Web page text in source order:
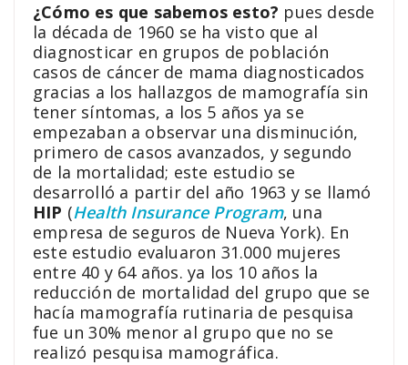
¿Cómo es que sabemos esto? pues desde
la década de 1960 se ha visto que al
diagnosticar en grupos de población
casos de cáncer de mama diagnosticados
gracias a los hallazgos de mamografía sin
tener síntomas, a los 5 años ya se
empezaban a observar una disminución,
primero de casos avanzados, y segundo
de la mortalidad; este estudio se
desarrolló a partir del año 1963 y se llamó
HIP (Health Insurance Program, una
empresa de seguros de Nueva York). En
este estudio evaluaron 31.000 mujeres
entre 40 y 64 años. ya los 10 años la
reducción de mortalidad del grupo que se
hacía mamografía rutinaria de pesquisa
fue un 30% menor al grupo que no se
realizó pesquisa mamográfica.